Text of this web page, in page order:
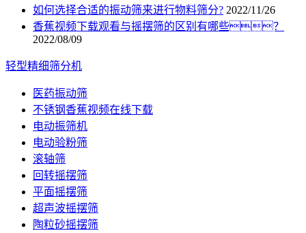
如何选择合适的振动筛来进行物料筛分? 2022/11/26
香蕉视频下载观看与摇摆筛的区别有哪些？
2022/08/09
轻型精细筛分机
医药振动筛
不锈钢香蕉视频在线下载
电动振筛机
电动验粉筛
滚轴筛
回转摇摆筛
平面摇摆筛
超声波摇摆筛
陶粒砂摇摆筛